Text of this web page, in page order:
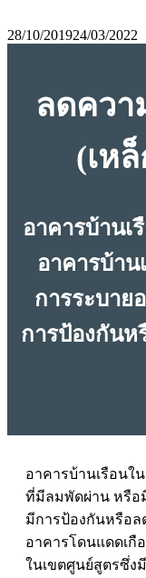
28/10/201924/03/2022
ลดควา
(เห
อาคารบ้านเ
อาคารบ้า
การระบาย
การป้องกันห
อาคารบ้านเรือนใ
ที่มีลมพัดผ่าน หรือ
มีการป้องกันหรือล
อาคารโดนแดดเกื
ในเขตศูนย์สูตรซึ่